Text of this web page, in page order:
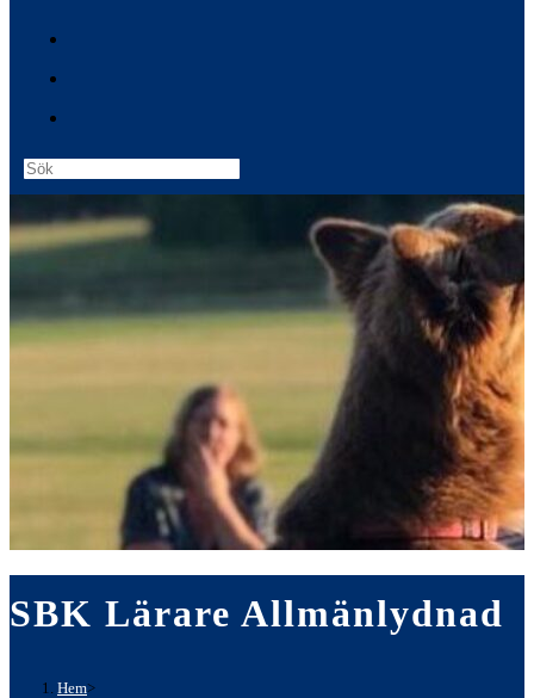
Escape
close
search
SBK Lärare Allmänlydnad
Hem>